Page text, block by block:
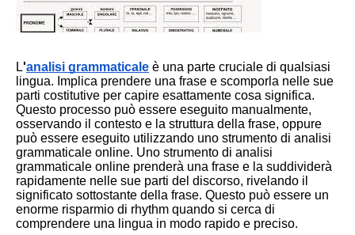
L'analisi grammaticale è una parte cruciale di qualsiasi
lingua. Implica prendere una frase e scomporla nelle sue
parti costitutive per capire esattamente cosa significa.
Questo processo può essere eseguito manualmente,
osservando il contesto e la struttura della frase, oppure
può essere eseguito utilizzando uno strumento di analisi
grammaticale online. Uno strumento di analisi
grammaticale online prenderà una frase e la suddividerà
rapidamente nelle sue parti del discorso, rivelando il
significato sottostante della frase. Questo può essere un
enorme risparmio di rhythm quando si cerca di
comprendere una lingua in modo rapido e preciso.